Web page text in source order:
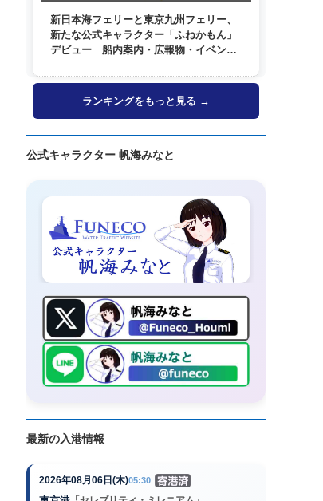
新日本海フェリーと東京九州フェリー、
新たな公式キャラクター「ふねかもん」
デビュー 船内案内・広報物・イベン
ランキングをもっと見る →
公式キャラクター 帆海みなと
最新の入港情報
2026年08月06日(木)05:30